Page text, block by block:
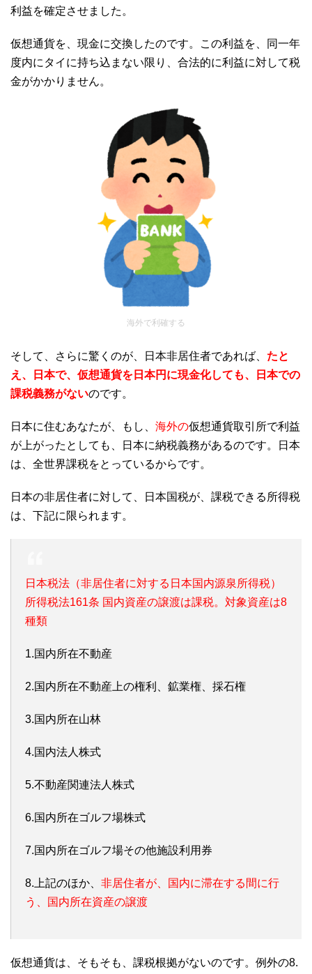
利益を確定させました。
仮想通貨を、現金に交換したのです。この利益を、同一年
度内にタイに持ち込まない限り、合法的に利益に対して税
金がかかりません。
海外で利確する
そして、さらに驚くのが、日本非居住者であれば、 たと
え、
日本で、仮想通貨を日本円に現金化しても、日本での
課税義務がないのです。
日本に住むあなたが、もし、 海外の仮想通貨取引所で利益
が上がったとしても、日本に納税義務があるのです。日本
は、全世界課税をとっているからです。
日本の非居住者に対して、日本国税が、課税できる所得税
は、下記に限られます。
日本税法（非居住者に対する日本国内源泉所得税）
所得税法161条 国内資産の譲渡は課税。対象資産は8
種類
1.国内所在不動産
2.国内所在不動産上の権利、鉱業権、採石権
3.国内所在山林
4.国内法人株式
5.不動産関連法人株式
6.国内所在ゴルフ場株式
7.国内所在ゴルフ場その他施設利用券
8.上記のほか、 非居住者が、国内に滞在する間に行
う、国内所在資産の譲渡
仮想通貨は、そもそも、課税根拠がないのです。例外の8.